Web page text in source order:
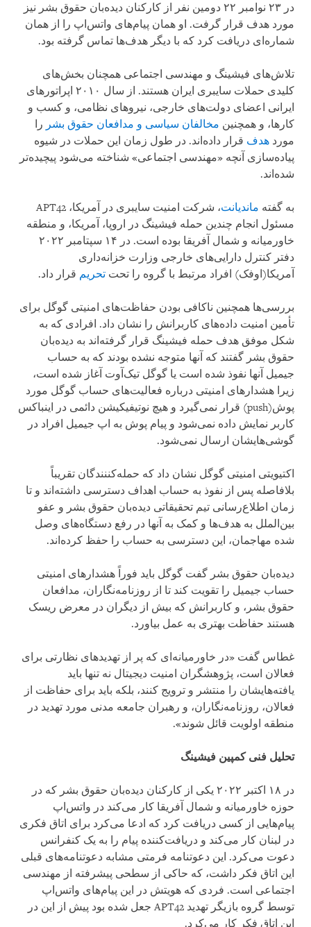
در ۲۳ نوامبر ۲۲ دومین نفر از کارکنان دیده‌بان حقوق بشر نیز
مورد هدف قرار گرفت. او همان پیام‌های واتس‌اپ را از همان
شماره‌ای دریافت کرد که با دیگر هدف‌ها تماس گرفته بود.
تلاش‌های فیشینگ و مهندسی اجتماعی همچنان بخش‌های
کلیدی حملات سایبری ایران هستند. از سال ۲۰۱۰ اپراتورهای
ایرانی اعضای دولت‌های خارجی، نیروهای نظامی، و کسب و
کارها، و همچنین مخالفان سیاسی و مدافعان حقوق بشر را
مورد هدف قرار داده‌اند. در طول زمان این حملات در شیوه
پیاده‌سازی آنچه «مهندسی اجتماعی» شناخته می‌شود پیچیده‌تر
شده‌اند.
به گفته ماندیانت
، شرکت امنیت سایبری در آمریکا، APT42
مسئول انجام چندین حمله فیشینگ در اروپا، آمریکا، و منطقه
خاورمیانه و شمال آفریقا بوده است. در ۱۴ سپتامبر ۲۰۲۲
دفتر کنترل دارایی‌های خارجی وزارت خزانه‌داری
آمریکا(اوفک) افراد مرتبط با گروه را تحت تحریم قرار داد.
بررسی‌ها همچنین ناکافی بودن حفاظت‌های امنیتی گوگل برای
تأمین امنیت داده‌های کاربرانش را نشان داد. افرادی که به
شکل موفق هدف حمله فیشینگ قرار گرفته‌اند به دیده‌بان
حقوق بشر گفتند که آنها متوجه نشده بودند که به حساب
جیمیل آنها نفوذ شده است یا گوگل تیک‌آوت آغاز شده است،
زیرا هشدارهای امنیتی درباره فعالیت‌های حساب گوگل مورد
پوش(push) قرار نمی‌گیرد و هیچ نوتیفیکیشن دائمی در اینباکس
کاربر نمایش داده نمی‌شود و پیام پوش به اپ جیمیل افراد در
گوشی‌هایشان ارسال نمی‌شود.
اکتیویتی امنیتی گوگل نشان داد که حمله‌کننندگان تقریباً
بلافاصله پس از نفوذ به حساب اهداف دسترسی داشته‌اند و تا
زمان اطلاع‌رسانی تیم تحقیقاتی دیده‌بان حقوق بشر و عفو
بین‌الملل به هدف‌ها و کمک به آنها در رفع دستگاه‌های وصل
شده مهاجمان، این دسترسی به حساب را حفظ کرده‌اند.
دیده‌بان حقوق بشر گفت گوگل باید فوراً هشدارهای امنیتی
حساب جیمیل را تقویت کند تا از روزنامه‌نگاران، مدافعان
حقوق بشر، و کاربرانش که بیش از دیگران در معرض ریسک
هستند حفاظت بهتری به عمل بیاورد.
غطاس گفت «در خاورمیانه‌ای که پر از تهدیدهای نظارتی برای
فعالان است، پژوهشگران امنیت دیجیتال نه تنها باید
یافته‌هایشان را منتشر و ترویج کنند، بلکه باید برای حفاظت از
فعالان، روزنامه‌نگاران، و رهبران جامعه مدنی مورد تهدید در
منطقه اولویت قائل شوند».
تحلیل فنی کمپین فیشینگ
در ۱۸ اکتبر ۲۰۲۲ یکی از کارکنان دیده‌بان حقوق بشر که در
حوزه خاورمیانه و شمال آفریقا کار می‌کند در واتس‌اپ
پیام‌هایی از کسی دریافت کرد که ادعا می‌کرد برای اتاق فکری
در لبنان کار می‌کند و دریافت‌کننده پیام را به یک کنفرانس
دعوت می‌کرد. این دعوتنامه فرمتی مشابه دعوتنامه‌های قبلی
این اتاق فکر داشت، که حاکی از سطحی پیشرفته از مهندسی
اجتماعی است. فردی که هویتش در این پیام‌های واتس‌اپ
توسط گروه بازیگر تهدید APT42 جعل شده بود پیش از این در
این اتاق فکر کار می‌کرد.